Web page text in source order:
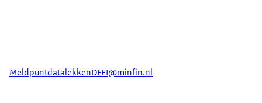
MeldpuntdatalekkenDFEI@minfin.nl